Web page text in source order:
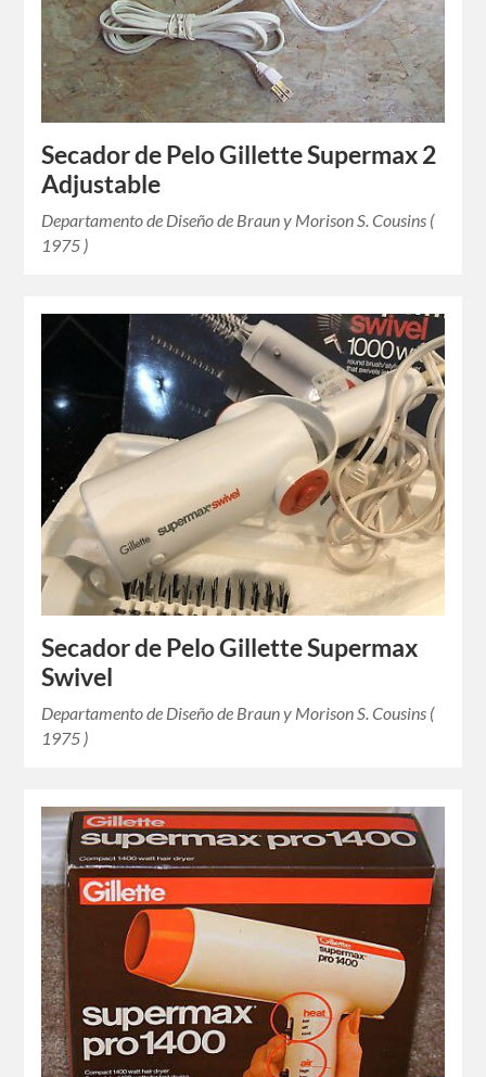
Secador de Pelo Gillette Supermax 2
Adjustable
Departamento de Diseño de Braun y Morison S. Cousins (
1975 )
Secador de Pelo Gillette Supermax
Swivel
Departamento de Diseño de Braun y Morison S. Cousins (
1975 )